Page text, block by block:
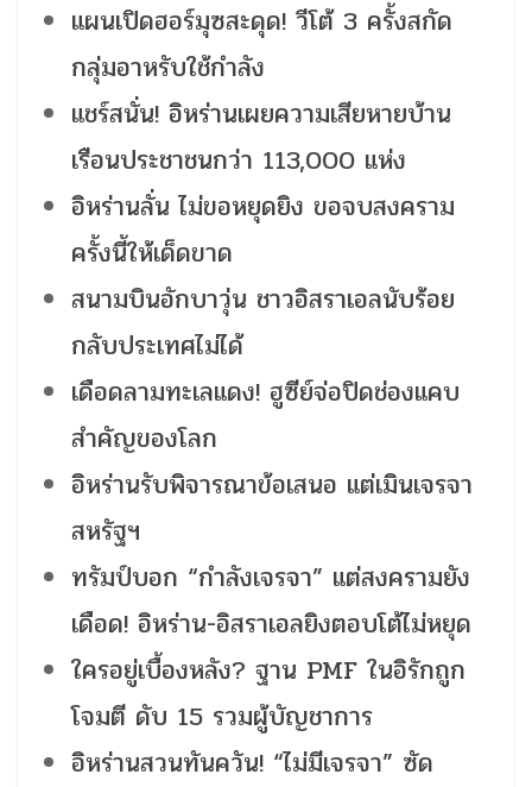
แผนเปิดฮอร์มุซสะดุด! วีโต้ 3 ครั้งสกัด
กลุ่มอาหรับใช้กำลัง
แชร์สนั่น! อิหร่านเผยความเสียหายบ้าน
เรือนประชาชนกว่า 113,000 แห่ง
อิหร่านลั่น ไม่ขอหยุดยิง ขอจบสงคราม
ครั้งนี้ให้เด็ดขาด
สนามบินอักบาวุ่น ชาวอิสราเอลนับร้อย
กลับประเทศไม่ได้
เดือดลามทะเลแดง! ฮูซีย์จ่อปิดช่องแคบ
สำคัญของโลก
อิหร่านรับพิจารณาข้อเสนอ แต่เมินเจรจา
สหรัฐฯ
ทรัมป์บอก “กำลังเจรจา” แต่สงครามยัง
เดือด! อิหร่าน-อิสราเอลยิงตอบโต้ไม่หยุด
ใครอยู่เบื้องหลัง? ฐาน PMF ในอิรักถูก
โจมตี ดับ 15 รวมผู้บัญชาการ
อิหร่านสวนทันควัน! “ไม่มีเจรจา” ซัด